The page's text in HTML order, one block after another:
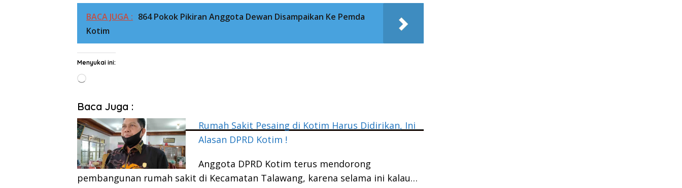
BACA JUGA : 864 Pokok Pikiran Anggota Dewan Disampaikan Ke Pemda
Kotim
Menyukai ini:
Memuat...
Baca Juga :
Rumah Sakit Pesaing di Kotim Harus Didirikan, Ini
Alasan DPRD Kotim !
Anggota DPRD Kotim terus mendorong
pembangunan rumah sakit di Kecamatan Talawang, karena selama ini kalau…